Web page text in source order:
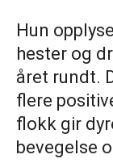
Hun
hester og
året rundt.
flere
flokk gir
bevegelse